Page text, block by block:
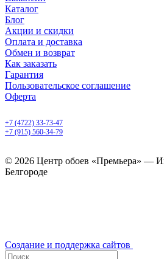
Каталог
Блог
Акции и скидки
Оплата и доставка
Обмен и возврат
Как заказать
Гарантия
Пользовательское соглашение
Оферта
+7 (4722) 33-73-47
+7 (915) 560-34-79
© 2026 Центр обоев «Премьера» —
Белгороде
Создание и поддержка сайтов